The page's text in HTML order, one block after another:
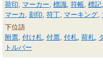
荷印
マーカー 標識 符帳 標記
マーカ
刻印 符丁 マーキング
下位語
附票 付け札 付票 付札 荷札
トルバー